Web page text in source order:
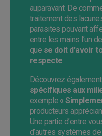
auparavant. De
traitement des
parasites pouvant
entre les mains l’un
que se doit d’avoir
respecte.
Découvrez également
spécifiques aux
exemple«
producteurs
Une partie d’entre
d’autres systèmes